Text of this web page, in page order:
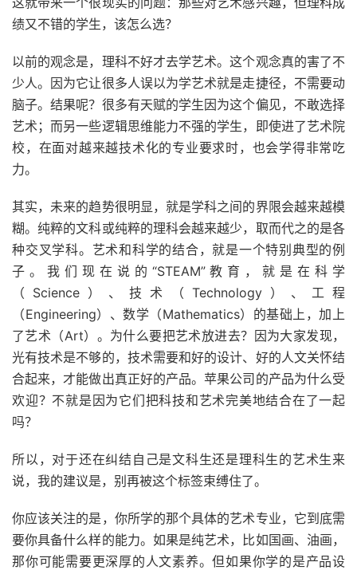
绩又不错的学生，该怎么选？
以前的观念是，理科不好才去学艺术。这个观念真的害了不
少人。因为它让很多人误以为学艺术就是走捷径，不需要动
脑子。结果呢？很多有天赋的学生因为这个偏见，不敢选择
艺术；而另一些逻辑思维能力不强的学生，即使进了艺术院
校，在面对越来越技术化的专业要求时，也会学得非常吃
力。
其实，未来的趋势很明显，就是学科之间的界限会越来越模
糊。纯粹的文科或纯粹的理科会越来越少，取而代之的是各
种交叉学科。艺术和科学的结合，就是一个特别典型的例
子。我们现在说的“STEAM”教育，就是在科学
（Science）、技术（Technology）、工程
（Engineering）、数学（Mathematics）的基础上，加上
了艺术（Art）。为什么要把艺术放进去？因为大家发现，
光有技术是不够的，技术需要和好的设计、好的人文关怀结
合起来，才能做出真正好的产品。苹果公司的产品为什么受
欢迎？不就是因为它们把科技和艺术完美地结合在了一起
吗？
所以，对于还在纠结自己是文科生还是理科生的艺术生来
说，我的建议是，别再被这个标签束缚住了。
你应该关注的是，你所学的那个具体的艺术专业，它到底需
要你具备什么样的能力。如果是纯艺术，比如国画、油画，
那你可能需要更深厚的人文素养。但如果你学的是产品设